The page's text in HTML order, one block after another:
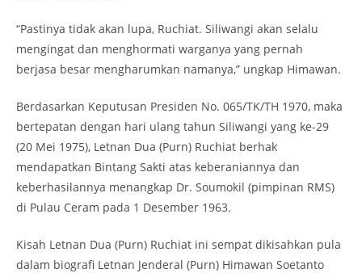
“Pastinya tidak akan lupa, Ruchiat. Siliwangi akan selalu
mengingat dan menghormati warganya yang pernah
berjasa besar mengharumkan namanya,” ungkap Himawan.
Berdasarkan Keputusan Presiden No. 065/TK/TH 1970, maka
bertepatan dengan hari ulang tahun Siliwangi yang ke-29
(20 Mei 1975), Letnan Dua (Purn) Ruchiat berhak
mendapatkan Bintang Sakti atas keberaniannya dan
keberhasilannya menangkap Dr. Soumokil (pimpinan RMS)
di Pulau Ceram pada 1 Desember 1963.
Kisah Letnan Dua (Purn) Ruchiat ini sempat dikisahkan pula
dalam biografi Letnan Jenderal (Purn) Himawan Soetanto